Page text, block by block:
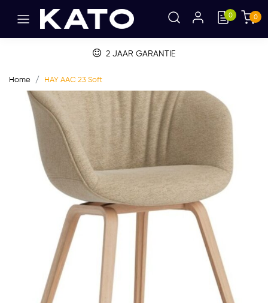
0 0
2 JAAR GARANTIE
Home HAY AAC 23 Soft